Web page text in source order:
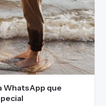
WhatsApp que